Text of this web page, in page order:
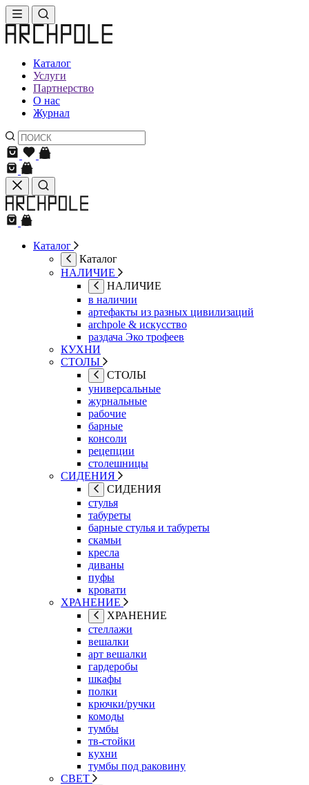
Каталог
Услуги
Партнерство
О нас
Журнал
Каталог
Каталог
НАЛИЧИЕ
НАЛИЧИЕ
в наличии
артефакты из разных цивилизаций
archpole & искусство
раздача Эко трофеев
КУХНИ
СТОЛЫ
СТОЛЫ
универсальные
журнальные
рабочие
барные
консоли
рецепции
столешницы
СИДЕНИЯ
СИДЕНИЯ
стулья
табуреты
барные стулья и табуреты
скамьи
кресла
диваны
пуфы
кровати
ХРАНЕНИЕ
ХРАНЕНИЕ
стеллажи
вешалки
арт вешалки
гардеробы
шкафы
полки
крючки/ручки
комоды
тумбы
тв-стойки
кухни
тумбы под раковину
СВЕТ